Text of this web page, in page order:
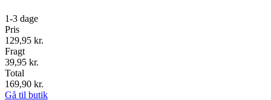
1-3 dage
Pris
129,95 kr.
Fragt
39,95 kr.
Total
169,90 kr.
Gå til butik